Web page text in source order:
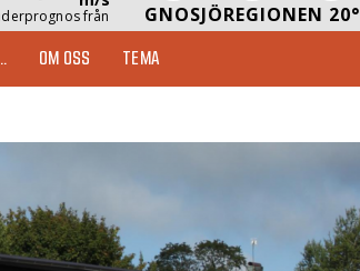
från GNOSJÖREGIONEN 20°
OM OSS TEMA